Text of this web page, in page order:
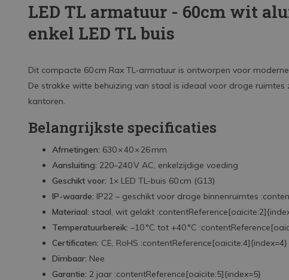
LED TL armatuur - 60cm wit
enkel LED TL buis
Dit compacte 60 cm Rax TL-armatuur is ontworpen voor
De strakke witte behuizing van staal is ideaal voor droge ruimtes
kantoren.
Belangrijkste specificaties
Afmetingen: 630 × 40 × 26 mm
Aansluiting: 220–240 V AC, enkelzijdige voeding
Geschikt voor: 1× LED TL-buis 60 cm (G13)
IP-waarde: IP22 – geschikt voor droge binnenruimtes
Materiaal: staal, wit gelakt
Temperatuurbereik: –10 °C tot +40 °C
Certificaten: CE, RoHS :contentReference[oaicite:4]{index=4}
Dimbaar: Nee
Garantie: 2 jaar :contentReference[oaicite:5]{index=5}